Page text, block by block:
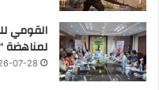
القومي
لمناهضة
07-28